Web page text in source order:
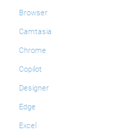
Browser
Camtasia
Chrome
Copilot
Designer
Edge
Excel